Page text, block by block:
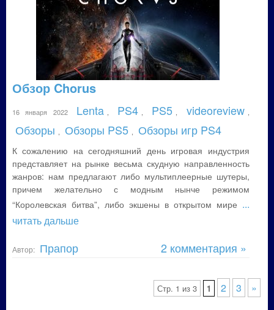
Обзор Chorus
16 января 2022 Lenta PS4 PS5 videoreview
Обзоры Обзоры PS5 Обзоры игр PS4
К сожалению на сегодняшний день игровая индустрия
представляет на рынке весьма скудную направленность
жанров: нам предлагают либо мультиплеерные шутеры,
причем желательно с модным нынче режимом
“Королевская битва”, либо экшены в открытом мире ...
читать дальше
Автор: Прапор 2 комментария »
Стр. 1 из 3 1 2 3 »